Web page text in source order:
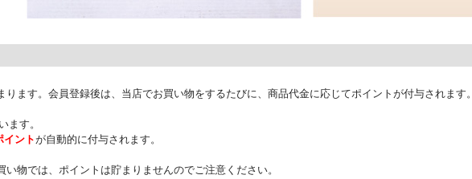
ます。会員登録後は、当店でお買い物をするたびに、商品代金に応じてポイントが付与されます。
ます。
イントが自動的に付与されます。
物では、ポイントは貯まりませんのでご注意ください。